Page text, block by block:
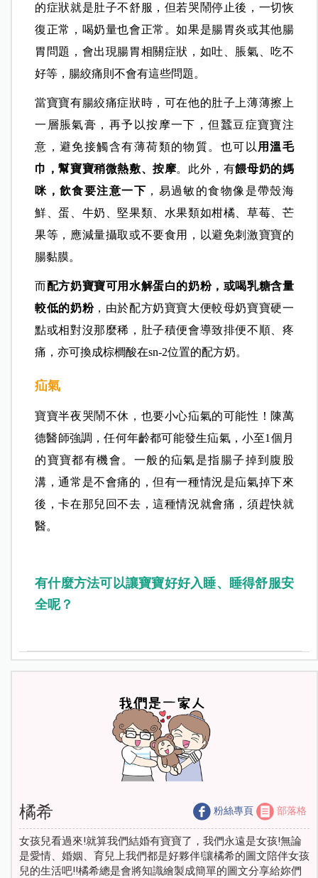
的症狀就是肚子不舒服，但若哭鬧停止後，一切恢
復正常，喝奶量也會正常。如果是腸胃炎或其他腸
胃問題，會出現腸胃相關症狀，如吐、脹氣、吃不
好等，腸絞痛則不會有這些問題。
當寶寶有腸絞痛症狀時，可在他的肚子上薄薄擦上
一層脹氣膏，再予以按摩一下，但蠶豆症寶寶注
意，避免接觸含有薄荷類的物質。也可以 用溫毛
巾，幫寶寶稍微熱敷、按摩。此外，有餵母奶的媽
咪，飲食要注意一下 ，易過敏的食物像是帶殼海
鮮、蛋、牛奶、堅果類、水果類如柑橘、草莓、芒
果等，應減量攝取或不要食用，以避免刺激寶寶的
腸黏膜。
而配方奶寶寶可用水解蛋白的奶粉，或喝乳糖含量
較低的奶粉，由於配方奶寶寶大便較母奶寶寶硬一
點或相對沒那麼稀，肚子積便會導致排便不順、疼
痛，亦可換成棕櫚酸在sn-2位置的配方奶。
疝氣
寶寶半夜哭鬧不休，也要小心疝氣的可能性！陳萬
德醫師強調，任何年齡都可能發生疝氣，小至1個月
的寶寶都有機會。 一般的疝氣是指腸子掉到腹股
溝，通常是不會痛的，但有一種情況是疝氣掉下來
後，卡在那兒回不去，這種情況就會痛，須趕快就
醫。
有什麼方法可以讓寶寶好好入睡、睡得舒服安
全呢？
橘希 粉絲專頁 部落格
女孩兒看過來!就算我們結婚有寶寶了，我們永遠是女孩!無論
是愛情、婚姻、育兒上我們都是好夥伴!讓橘希的圖文陪伴女孩
兒的生活吧!!橘希總是會將知識繪製成簡單的圖文分享給妳們